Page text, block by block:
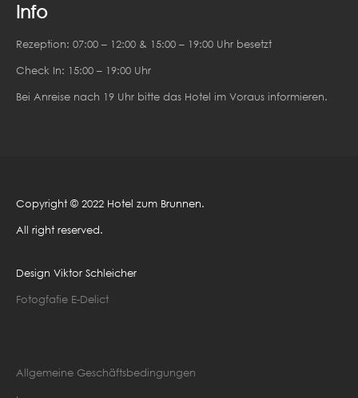
Info
Rezeption: 07:00 – 12:00 & 15:00 – 19:00 Uhr besetzt
Check In: 15:00 – 19:00 Uhr
Bei Anreise nach 19 Uhr bitte das Hotel im Voraus informieren.
Copyright © 2022 Hotel zum Brunnen.
All right reserved.
Design Viktor Schleicher
Fotogfafie E-Delict
Allgemeine Geschäftsbedingungen